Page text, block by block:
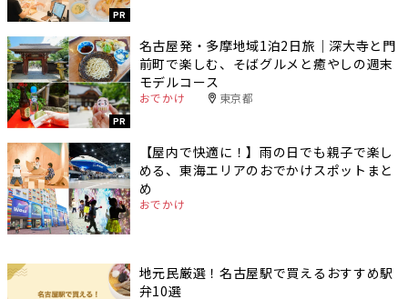
PR
PR
名古屋発・多摩地域1泊2日旅｜深大寺と門
前町で楽しむ、そばグルメと癒やしの週末
モデルコース
おでかけ 東京都
【屋内で快適に！】雨の日でも親子で楽し
める、東海エリアのおでかけスポットまと
め
おでかけ
地元民厳選！名古屋駅で買えるおすすめ駅
弁10選